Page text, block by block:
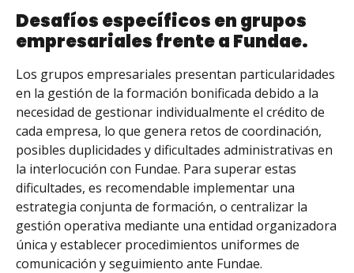
Desafíos específicos en grupos
empresariales frente a Fundae.
Los grupos empresariales presentan particularidades
en la gestión de la formación bonificada debido a la
necesidad de gestionar individualmente el crédito de
cada empresa, lo que genera retos de coordinación,
posibles duplicidades y dificultades administrativas en
la interlocución con Fundae. Para superar estas
dificultades, es recomendable implementar una
estrategia conjunta de formación, o centralizar la
gestión operativa mediante una entidad organizadora
única y establecer procedimientos uniformes de
comunicación y seguimiento ante Fundae.